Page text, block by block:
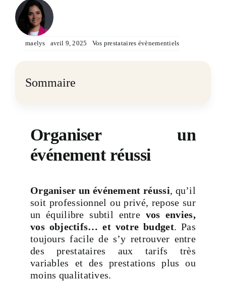
maelys avril 9, 2025 Vos prestataires évènementiels
Organiser un
événement réussi
Organiser un événement réussi, qu’il
soit professionnel ou privé, repose sur
un équilibre subtil entre vos envies,
vos objectifs… et votre budget. Pas
toujours facile de s’y retrouver entre
des prestataires aux tarifs très
variables et des prestations plus ou
moins qualitatives.
Sommaire